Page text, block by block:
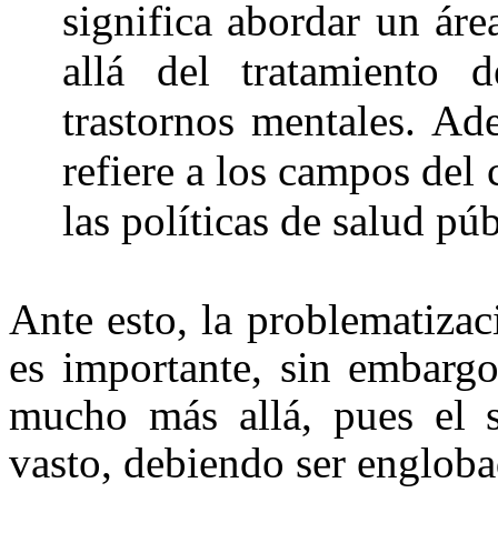
significa abordar un
allá del tratamiento
trastornos mentales.
refiere a los campos
las políticas de salud
Ante esto, la
es importante, sin
mucho más allá, pues el
vasto, debiendo ser